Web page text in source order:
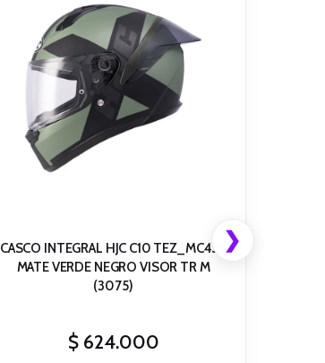
CASCO INTEGRAL HJC C10 TEZ_MC4SF
MATE VERDE NEGRO VISOR TR M
(3075)
$624.000
❯